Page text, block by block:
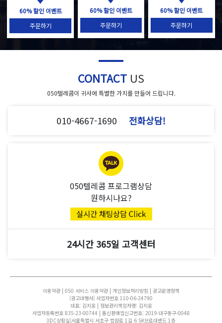
60% 할인 이벤트
주문하기
60% 할인 이벤트
주문하기
60% 할인 이벤트
주문하기
CONTACT US
050텔레콤이 귀사에 특별한 가치를 만들어 드립니다.
010-4667-1690 전화상담!
050텔레콤 프로그램상담
원하시나요?
24시간 365일 고객센터
이용약관 | 050 서비스 이용약관 | 개인정보처리방침 | 광고운영정책
[광고대행사] 사업자번호 110-06-24790
대표: 김지웅 | 정보관리책임자명: 김지웅
사업자등록번호 835-23-00744 | 통신판매업신고번호: 2019-대구동구-0048
[IDC상황실]서울특별시 서초구 법원로 1길 6 SK브로대밴드 1층